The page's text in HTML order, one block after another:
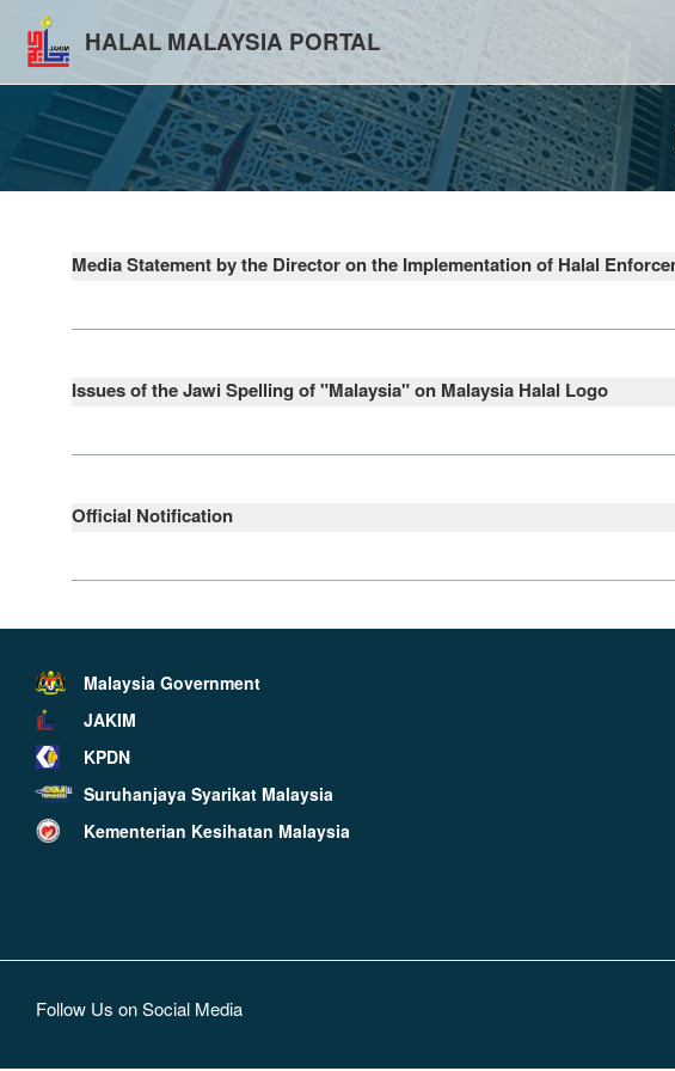
HALAL MALAYSIA PORTAL
Media Statement by the Director on the Implementation of Halal
Issues of the Jawi Spelling of "Malaysia" on Malaysia Halal Logo
Official Notification
Malaysia Government
JAKIM
KPDN
Suruhanjaya Syarikat Malaysia
Kementerian Kesihatan Malaysia
Follow Us on Social Media